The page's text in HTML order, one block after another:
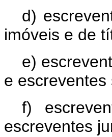
d)
imóveis e de
e)
e
f)
escreventes